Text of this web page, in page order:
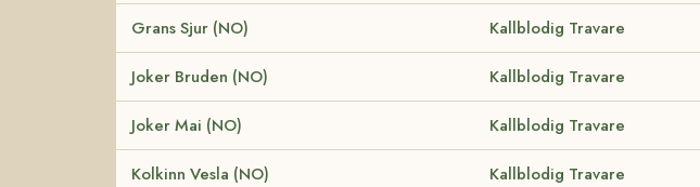
Grans Sjur (NO) Kallblodig Travare
Joker Bruden (NO) Kallblodig Travare
Joker Mai (NO) Kallblodig Travare
Kolkinn Vesla (NO) Kallblodig Travare